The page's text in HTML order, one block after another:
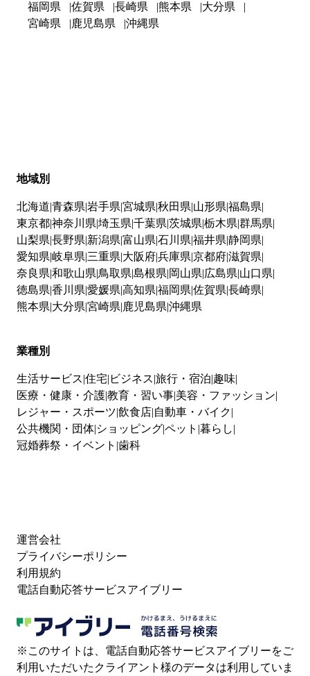
福岡県 佐賀県 長崎県 熊本県
大分県
宮崎県
鹿児島県 沖縄県
地域別
北海道 青森県 岩手県 宮城県 秋田県 山形県 福島県
東京都神奈川県 埼玉県 千葉県 茨城県 栃木県 群馬県
山梨県 長野県 新潟県 富山県 石川県 福井県 静岡県
愛知県 岐阜県 三重県 大阪府兵庫県 京都府滋賀県
奈良県 和歌山県 鳥取県 島根県 岡山県 広島県 山口県
徳島県 香川県 愛媛県 高知県 福岡県 佐賀県 長崎県
熊本県 大分県 宮崎県 鹿児島県 沖縄県
業種別
生活サービス 住宅 ビジネス 旅行・宿泊 趣味
医療・健康・介護教育・習い事 美容・ファッション
レジャー・スポーツ 飲食店 自動車・バイク
公共機関・団体 ショッピングペット 暮らし
冠婚葬祭・イベント 歯科
運営会社
プライバシーポリシー
利用規約
電話自動応答サービスアイブリー
※このサイトは、電話自動応答サービスアイブリーをご
利用いただいたクライアント様のデータは利用していま